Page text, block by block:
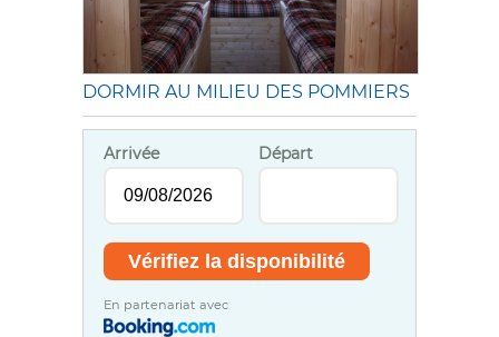
DORMIR AU MILIEU DES POMMIERS
Arrivée Départ
En partenariat avec